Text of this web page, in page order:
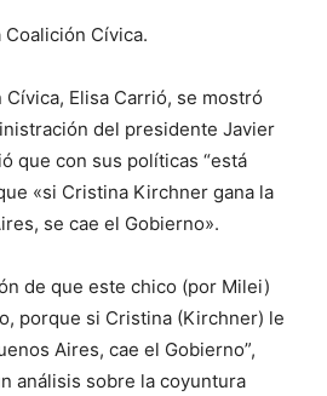
Cívica.
Elisa Carrió, se mostró
del presidente Javier
que con sus políticas “está
«si Cristina Kirchner gana la
se cae el Gobierno».
de que este chico (por Milei)
porque si Cristina (Kirchner) le
Aires, cae el Gobierno”,
análisis sobre la coyuntura